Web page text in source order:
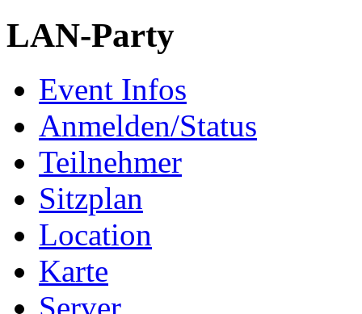
LAN-Party
Event Infos
Anmelden/Status
Teilnehmer
Sitzplan
Location
Karte